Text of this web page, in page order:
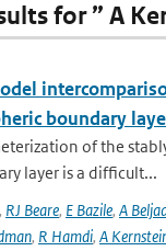
for ” A
boundary
of the
layer is a difficult...
, RJ Beare, E Bazile, A
, R Hamdi, A